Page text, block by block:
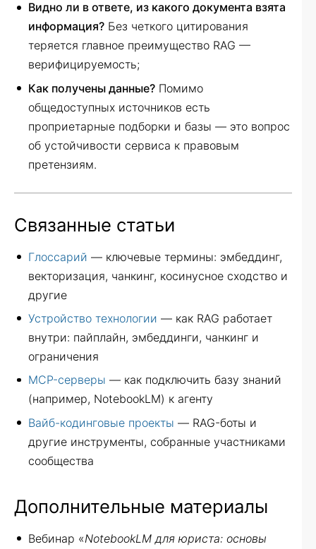
Видно ли в ответе, из какого документа взята
информация? Без четкого цитирования
теряется главное преимущество RAG —
верифицируемость;
Как получены данные? Помимо
общедоступных источников есть
проприетарные подборки и базы — это вопрос
об устойчивости сервиса к правовым
претензиям.
Связанные статьи
Глоссарий — ключевые термины: эмбеддинг,
векторизация, чанкинг, косинусное сходство и
другие
Устройство технологии — как RAG работает
внутри: пайплайн, эмбеддинги, чанкинг и
ограничения
MCP-серверы — как подключить базу знаний
(например, NotebookLM) к агенту
Вайб-кодинговые проекты — RAG-боты и
другие инструменты, собранные участниками
сообщества
Дополнительные материалы
Вебинар «NotebookLM для юриста: основы